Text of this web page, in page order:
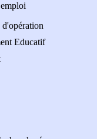
Educatif